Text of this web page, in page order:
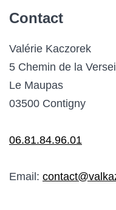
Contact
Valérie Kaczorek
5 Chemin de la
Le Maupas
03500 Contigny
06.81.84.96.01
Email: